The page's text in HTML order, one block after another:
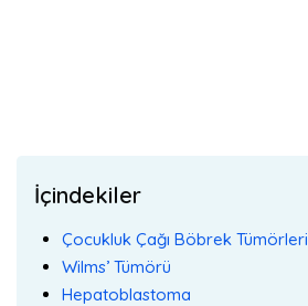
İçindekiler
Çocukluk Çağı Böbrek Tümörleri
Wilms’ Tümörü
Hepatoblastoma